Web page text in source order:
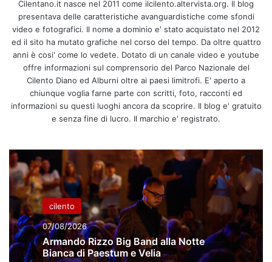
Cilentano.it nasce nel 2011 come ilcilento.altervista.org. Il blog
presentava delle caratteristiche avanguardistiche come sfondi
video e fotografici. Il nome a dominio e' stato acquistato nel 2012
ed il sito ha mutato grafiche nel corso del tempo. Da oltre quattro
anni è cosi' come lo vedete. Dotato di un canale video e youtube
offre informazioni sul comprensorio del Parco Nazionale del
Cilento Diano ed Alburni oltre ai paesi limitrofi. E' aperto a
chiunque voglia farne parte con scritti, foto, racconti ed
informazioni su questi luoghi ancora da scoprire. Il blog e' gratuito
e senza fine di lucro. Il marchio e' registrato.
cilento
07/08/2026
Armando Rizzo Big Band alla Notte
Bianca di Paestum e Velia